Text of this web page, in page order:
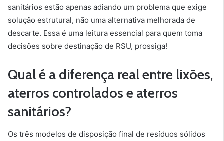
sanitários estão apenas adiando um problema que exige
solução estrutural, não uma alternativa melhorada de
descarte. Essa é uma leitura essencial para quem toma
decisões sobre destinação de RSU, prossiga!
Qual é a diferença real entre lixões,
aterros controlados e aterros
sanitários?
Os três modelos de disposição final de resíduos sólidos